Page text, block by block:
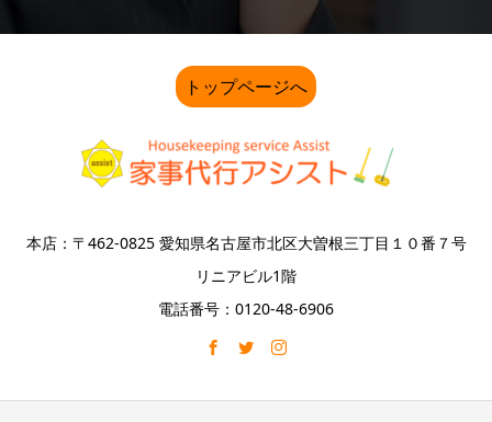
トップページへ
本店：〒462-0825 愛知県名古屋市北区大曽根三丁目１０番７号
リニアビル1階
電話番号：0120-48-6906